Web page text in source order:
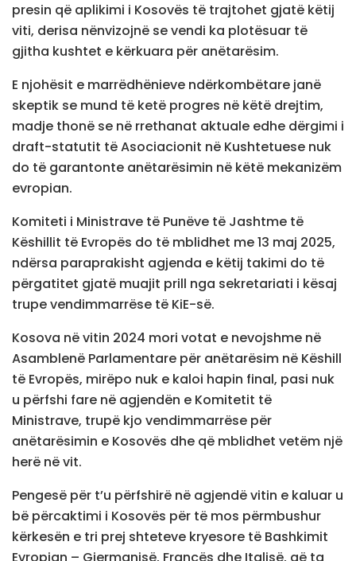
presin që aplikimi i Kosovës të trajtohet gjatë këtij
viti, derisa nënvizojnë se vendi ka plotësuar të
gjitha kushtet e kërkuara për anëtarësim.
E njohësit e marrëdhënieve ndërkombëtare janë
skeptik se mund të ketë progres në këtë drejtim,
madje thonë se në rrethanat aktuale edhe dërgimi i
draft-statutit të Asociacionit në Kushtetuese nuk
do të garantonte anëtarësimin në këtë mekanizëm
evropian.
Komiteti i Ministrave të Punëve të Jashtme të
Këshillit të Evropës do të mblidhet me 13 maj 2025,
ndërsa paraprakisht agjenda e këtij takimi do të
përgatitet gjatë muajit prill nga sekretariati i kësaj
trupe vendimmarrëse të KiE-së.
Kosova në vitin 2024 mori votat e nevojshme në
Asamblenë Parlamentare për anëtarësim në Këshill
të Evropës, mirëpo nuk e kaloi hapin final, pasi nuk
u përfshi fare në agjendën e Komitetit të
Ministrave, trupë kjo vendimmarrëse për
anëtarësimin e Kosovës dhe që mblidhet vetëm një
herë në vit.
Pengesë për t’u përfshirë në agjendë vitin e kaluar u
bë përcaktimi i Kosovës për të mos përmbushur
kërkesën e tri prej shteteve kryesore të Bashkimit